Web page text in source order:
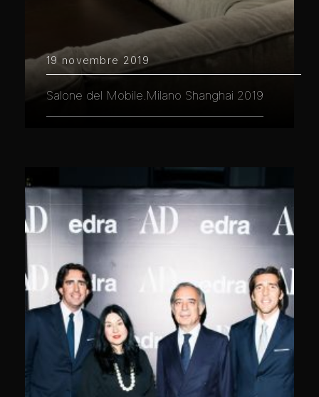
19 novembre 2019
Salone del Mobile.Milano Shanghai 2019